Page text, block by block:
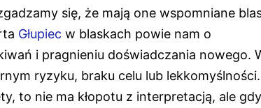
się, że mają one wspomniane
Głupiec w blaskach powie nam o
i pragnieniu doświadczania nowego.
ryzyku, braku celu lub
to nie ma kłopotu z interpretacją, ale